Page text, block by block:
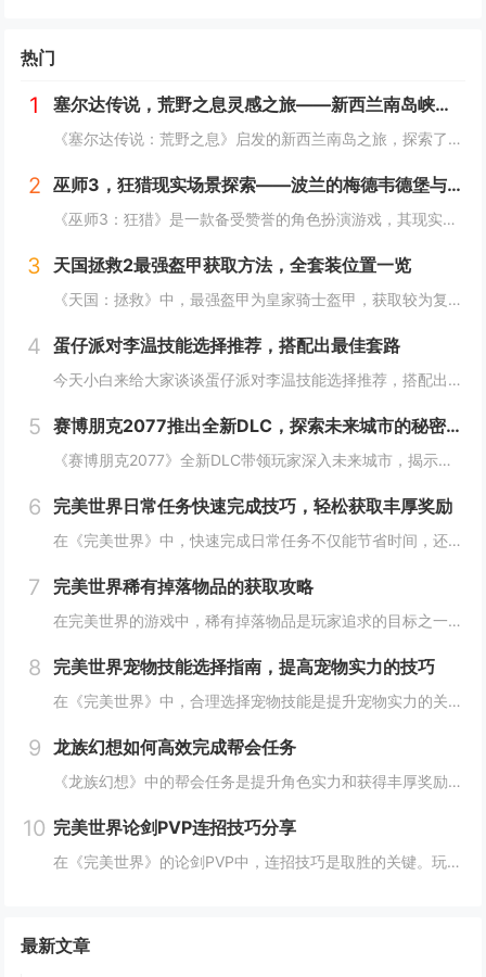
热门
1 塞尔达传说，荒野之息灵感之旅——新西兰南岛峡湾探秘与荒野生存体验
《塞尔达传说：荒野之息》启发的新西兰南岛之旅，探索了其壮丽的自然风光与荒野生存体验。在峡湾国家公园，你将亲历游戏般的奇妙景色，从镜面般的湖泊、雄伟的山脉到神秘的森林，每一处都仿佛是游戏中的场景再现。你可以参与野外生存活动，学习采集、搭建庇护...
2 巫师3，狂猎现实场景探索——波兰的梅德韦德堡与温特堡城堡的奇幻之旅
《巫师3：狂猎》是一款备受赞誉的角色扮演游戏，其现实中的灵感来源之一是波兰的梅德韦德堡和温特堡城堡。这两处地点以其独特的中世纪建筑风格和壮丽的自然风光，为游戏营造了奇幻而真实的背景。梅德韦德堡位于波兰南部，拥有悠久的历史和神秘氛围；而温特堡...
3 天国拯救2最强盔甲获取方法，全套装位置一览
《天国：拯救》中，最强盔甲为皇家骑士盔甲，获取较为复杂。首先需完成“皇家侍卫”任务线，帮助亨利成为国王的私人护卫。之后，在王宫内找到盔甲的具体位置，通常藏于密室或特定房间。完成相关任务后，玩家可获得这套顶级装备，大幅提升防御力和战斗能力。游...
4 蛋仔派对李温技能选择推荐，搭配出最佳套路
今天小白来给大家谈谈蛋仔派对李温技能选择推荐，搭配出最佳套路，以及蛋仔派对攻略对应的知识点，希望对大家有所帮助，不要忘了收藏本站呢今天给各位分享蛋仔派对李温技能选择推荐，搭配出最佳套路的知识，其中也会对蛋仔派对攻略进行解释，如果能碰巧解决你...
5 赛博朋克2077推出全新DLC，探索未来城市的秘密和新任务
《赛博朋克2077》全新DLC带领玩家深入未来城市，揭示隐藏的秘密并开启一系列新任务。在这一扩展内容中，玩家将有机会探索更多未知区域，体验丰富多彩的剧情，与全新角色互动，进一步丰富游戏世界的沉浸感与可玩性。今天小白来给大家谈谈《赛博朋克20...
6 完美世界日常任务快速完成技巧，轻松获取丰厚奖励
在《完美世界》中，快速完成日常任务不仅能节省时间，还能确保玩家获得丰厚的奖励。合理规划任务路线，优先选择高经验值和金币奖励的任务。利用双倍经验时间进行任务，可以事半功倍。组队完成任务效率更高，特别是对于需要击败强大敌人的任务。不要忘记使用游...
7 完美世界稀有掉落物品的获取攻略
在完美世界的游戏中，稀有掉落物品是玩家追求的目标之一。这些物品通常只能通过特定的活动、副本或怪物获得，且掉落率极低。为了提高获取几率，玩家可以组队参与高难度副本，多次挑战以增加机会；参加限时活动，如节日庆典和特殊任务，这些活动往往会有额外奖...
8 完美世界宠物技能选择指南，提高宠物实力的技巧
在《完美世界》中，合理选择宠物技能是提升宠物实力的关键。优先考虑增强宠物基础属性的技能，如攻击、防御和生命值。根据宠物类型和定位，选择合适的主动或被动技能，如控制、辅助或输出技能。利用宠物技能书升级技能等级，以及通过宠物合成功能优化技能组合...
9 龙族幻想如何高效完成帮会任务
《龙族幻想》中的帮会任务是提升角色实力和获得丰厚奖励的重要途径。要高效完成帮会任务，首先需要合理安排时间，选择高效率的任务组合，如组队完成副本或集体参与帮会活动。利用好帮会资源，如经验药水、加速道具等，可以显著提高任务完成速度。积极与帮会成...
10 完美世界论剑PVP连招技巧分享
在《完美世界》的论剑PVP中，连招技巧是取胜的关键。玩家需熟练掌握角色技能的释放顺序与时机，利用控制技能打断对手的攻击节奏，同时保持自身技能的连贯性。合理利用地形和位移技能，可以有效躲避敌方攻击，创造反击机会。了解并针对不同职业的特点制定策...
最新文章